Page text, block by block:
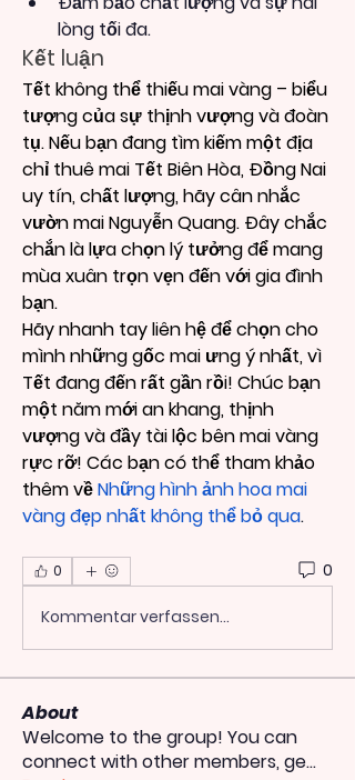
lòng tối đa.
Kết luận
Tết không thể thiếu mai vàng – biểu
tượng của sự thịnh vượng và đoàn
tụ. Nếu bạn đang tìm kiếm một địa
chỉ thuê mai Tết Biên Hòa, Đồng Nai
uy tín, chất lượng, hãy cân nhắc
vườn mai Nguyễn Quang. Đây chắc
chắn là lựa chọn lý tưởng để mang
mùa xuân trọn vẹn đến với gia đình
bạn.
Hãy nhanh tay liên hệ để chọn cho
mình những gốc mai ưng ý nhất, vì
Tết đang đến rất gần rồi! Chúc bạn
một năm mới an khang, thịnh
vượng và đầy tài lộc bên mai vàng
rực rỡ! Các bạn có thể tham khảo
thêm về Những hình ảnh hoa mai
vàng đẹp nhất không thể bỏ qua.
0 0
Kommentar verfassen...
About
Welcome to the group! You can
connect with other members, ge...